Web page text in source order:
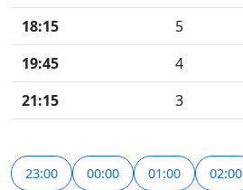
18:15
5
19:45
4
21:15
3
23:00 00:00 01:00 02:00